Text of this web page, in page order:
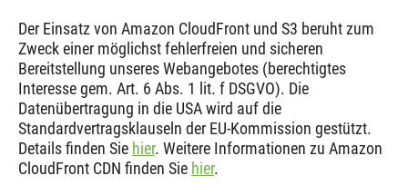
Der Einsatz von Amazon CloudFront und S3 beruht zum
Zweck einer möglichst fehlerfreien und sicheren
Bereitstellung unseres Webangebotes (berechtigtes
Interesse gem. Art. 6 Abs. 1 lit. f DSGVO). Die
Datenübertragung in die USA wird auf die
Standardvertragsklauseln der EU-Kommission gestützt.
Details finden Sie hier. Weitere Informationen zu Amazon
CloudFront CDN finden Sie hier.